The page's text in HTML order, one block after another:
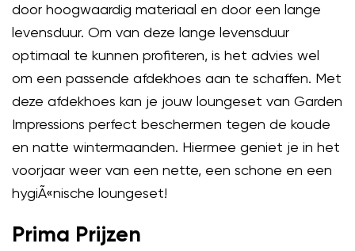
door hoogwaardig materiaal en door een lange
levensduur. Om van deze lange levensduur
optimaal te kunnen profiteren, is het advies wel
om een passende afdekhoes aan te schaffen. Met
deze afdekhoes kan je jouw loungeset van Garden
Impressions perfect beschermen tegen de koude
en natte wintermaanden. Hiermee geniet je in het
voorjaar weer van een nette, een schone en een
hygiÃ«nische loungeset!
Prima Prijzen